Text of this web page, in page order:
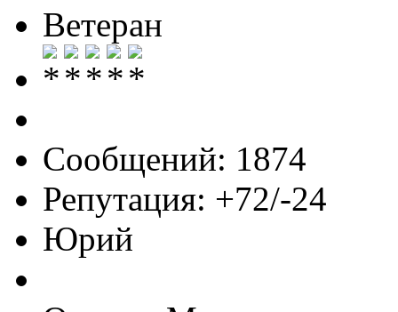
Ветеран
Сообщений: 1874
Репутация: +72/-24
Юрий